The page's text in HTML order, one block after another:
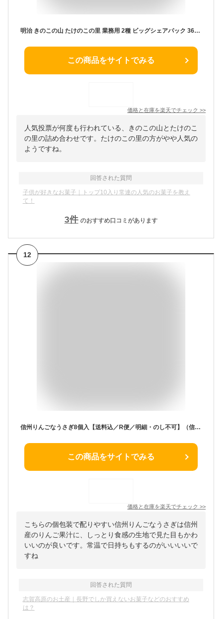
明治 きのこの山 たけのこの里 業務用 2種 ビッグシェアパック 36袋 詰め合わせ 袋 お菓子 おかし 個包装 小袋 大袋 アソート パーティパック
この商品をサイトでみる
価格と在庫を楽天でチェック >>
人気投票が何度も行われている、きのこの山とたけのこ
の里の詰め合わせです。たけのこの里の方がやや人気の
ようですね。
回答された質問
子供が好きなお菓子｜トップ10入り常連の人気のお菓子を教え
て！
3件 のおすすめ口コミがあります
12
信州りんごなうさぎ8個入【送料込／R便／明細・のし不可】（信州長野県のお土産 お菓子 お取り寄せ スイーツ 林檎 和菓子 通販）
この商品をサイトでみる
価格と在庫を楽天でチェック >>
こちらの個包装で配りやすい信州りんごなうさぎは信州
産のりんご果汁に、しっとり食感の生地で見た目もかわ
いいのが良いです。常温で日持ちもするのがいいいいで
すね
回答された質問
志賀高原のお土産｜長野でしか買えないお菓子などのおすすめ
は？